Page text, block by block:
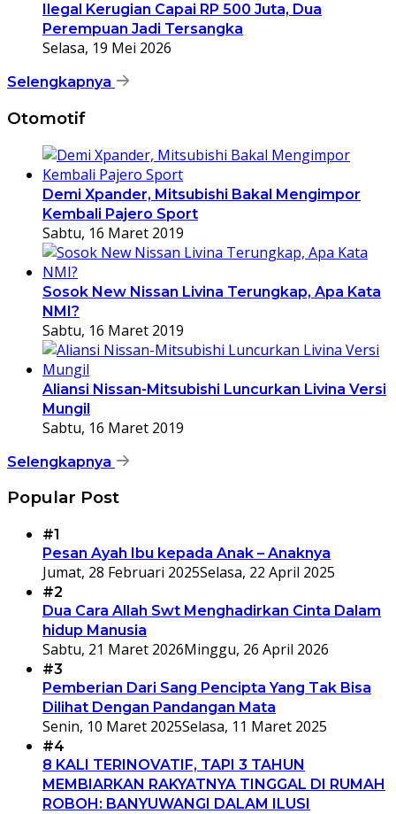
Ilegal Kerugian Capai RP 500 Juta, Dua
Perempuan Jadi Tersangka
Selasa, 19 Mei 2026
Selengkapnya
Otomotif
Demi Xpander, Mitsubishi Bakal Mengimpor
Kembali Pajero Sport
Sabtu, 16 Maret 2019
Sosok New Nissan Livina Terungkap, Apa Kata
NMI?
Sabtu, 16 Maret 2019
Aliansi Nissan-Mitsubishi Luncurkan Livina Versi
Mungil
Sabtu, 16 Maret 2019
Selengkapnya
Popular Post
#1
Pesan Ayah Ibu kepada Anak – Anaknya
Jumat, 28 Februari 2025Selasa, 22 April 2025
#2
Dua Cara Allah Swt Menghadirkan Cinta Dalam
hidup Manusia
Sabtu, 21 Maret 2026Minggu, 26 April 2026
#3
Pemberian Dari Sang Pencipta Yang Tak Bisa
Dilihat Dengan Pandangan Mata
Senin, 10 Maret 2025Selasa, 11 Maret 2025
#4
8 KALI TERINOVATIF, TAPI 3 TAHUN
MEMBIARKAN RAKYATNYA TINGGAL DI RUMAH
ROBOH: BANYUWANGI DALAM ILUSI